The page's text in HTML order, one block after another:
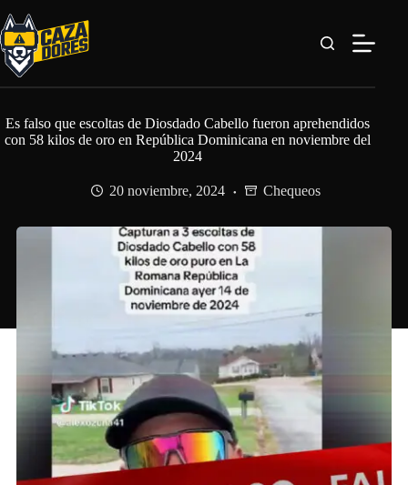
al
contenido
Es falso que escoltas de Diosdado Cabello fueron aprehendidos
con 58 kilos de oro en República Dominicana en noviembre del
2024
20 noviembre, 2024 Chequeos